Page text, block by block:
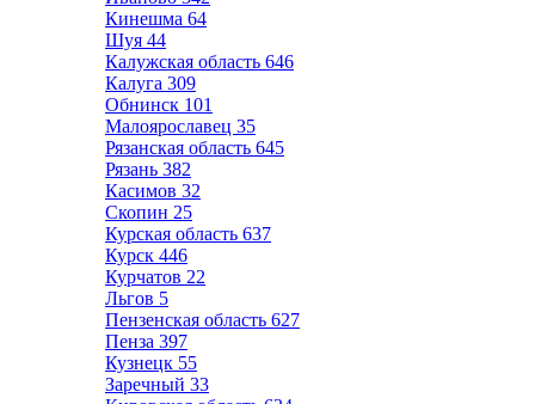
Кинешма 64
Шуя 44
Калужская область 646
Калуга 309
Обнинск 101
Малоярославец 35
Рязанская область 645
Рязань 382
Касимов 32
Скопин 25
Курская область 637
Курск 446
Курчатов 22
Льгов 5
Пензенская область 627
Пенза 397
Кузнецк 55
Заречный 33